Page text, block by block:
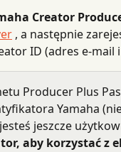
Creator
, a następnie
ID (adres e-mail i
Producer Plus
Yamaha
jeszcze
aby korzystać z